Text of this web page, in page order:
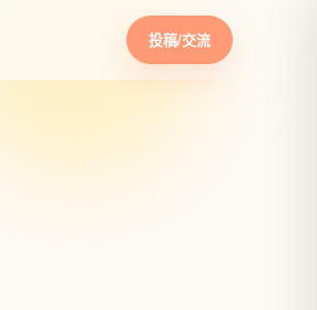
投稿/交流